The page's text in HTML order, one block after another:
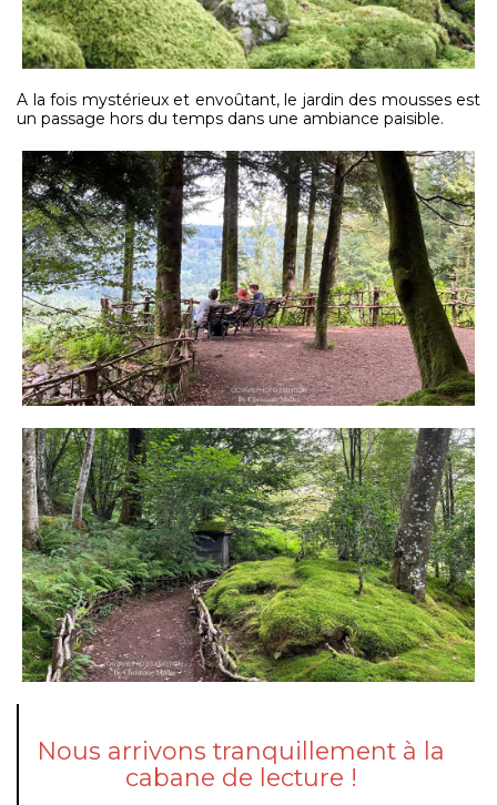
A la fois mystérieux et envoûtant, le jardin des mousses est
un passage hors du temps dans une ambiance paisible.
Nous arrivons tranquillement à la
cabane de lecture !